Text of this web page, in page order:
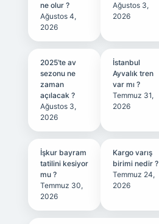
ne olur ?
Ağustos 4,
2026
Ağustos 3,
2026
2025’te av
sezonu ne
zaman
açılacak ?
Ağustos 3,
2026
İstanbul
Ayvalık tren
var mı ?
Temmuz 31,
2026
İşkur bayram
tatilini kesiyor
mu ?
Temmuz 30,
2026
Kargo varış
birimi nedir ?
Temmuz 24,
2026